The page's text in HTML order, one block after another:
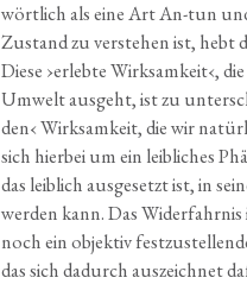
wört­lich als eine Art An-tun
Zustand zu ver­ste­hen ist, hebt
Die­se ›erleb­te Wirk­sam­keit‹,
Umwelt aus­geht, ist zu
den‹ Wirk­sam­keit, die wir
sich hier­bei um ein leib­li­ches
das leib­lich aus­ge­setzt ist, in
wer­den kann. Das
noch ein objek­tiv
das sich dadurch aus­zeich­net